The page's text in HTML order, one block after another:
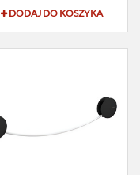
DODAJ DO KOSZYKA